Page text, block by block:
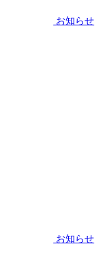
お知らせ
お知らせ